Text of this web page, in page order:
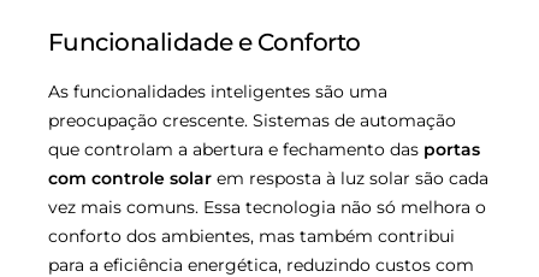
Funcionalidade e Conforto
As funcionalidades inteligentes são uma
preocupação crescente. Sistemas de automação
que controlam a abertura e fechamento das portas
com controle solar em resposta à luz solar são cada
vez mais comuns. Essa tecnologia não só melhora o
conforto dos ambientes, mas também contribui
para a eficiência energética, reduzindo custos com